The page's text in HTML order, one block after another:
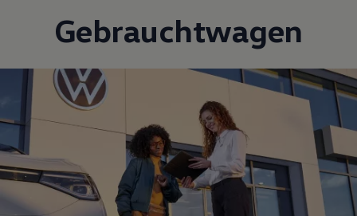
Gebrauchtwagen